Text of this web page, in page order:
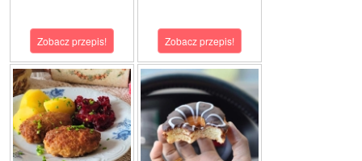
Zobacz przepis! Zobacz przepis!